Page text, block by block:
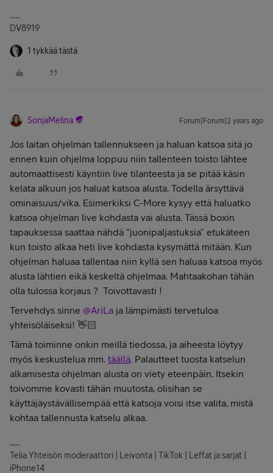
DV8919
1 tykkää tästä
SonjaMelina Forum|Forum|2 years ago
Jos laitan ohjelman tallennukseen ja haluan katsoa sitä jo
ennen kuin ohjelma loppuu niin tallenteen toisto lähtee
automaattisesti käyntiin live tilanteesta ja se pitää käsin
kelata alkuun jos haluat katsoa alusta. Todella ärsyttävä
ominaisuus/vika. Esimerkiksi C-More kysyy että haluatko
katsoa ohjelman live kohdasta vai alusta. Tässä boxin
tapauksessa saattaa nähdä “juonipaljastuksia” etukäteen
kun toisto alkaa heti live kohdasta kysymättä mitään. Kun
ohjelman haluaa tallentaa niin kyllä sen haluaa katsoa myös
alusta lähtien eikä keskeltä ohjelmaa. Mahtaakohan tähän
olla tulossa korjaus ? Toivottavasti !
Tervehdys sinne @AriLa ja lämpimästi tervetuloa
yhteisöläiseksi! 👋🏻
Tämä toiminne onkin meillä tiedossa, ja aiheesta löytyy
myös keskustelua mm. täällä. Palautteet tuosta katselun
alkamisesta ohjelman alusta on viety eteenpäin. Itsekin
toivomme kovasti tähän muutosta, olisihan se
käyttäjäystävällisempää että katsoja voisi itse valita, mistä
kohtaa tallennusta katselu alkaa.
Telia Yhteisön moderaattori | Leivonta | TikTok | Leffat ja sarjat |
iPhone14